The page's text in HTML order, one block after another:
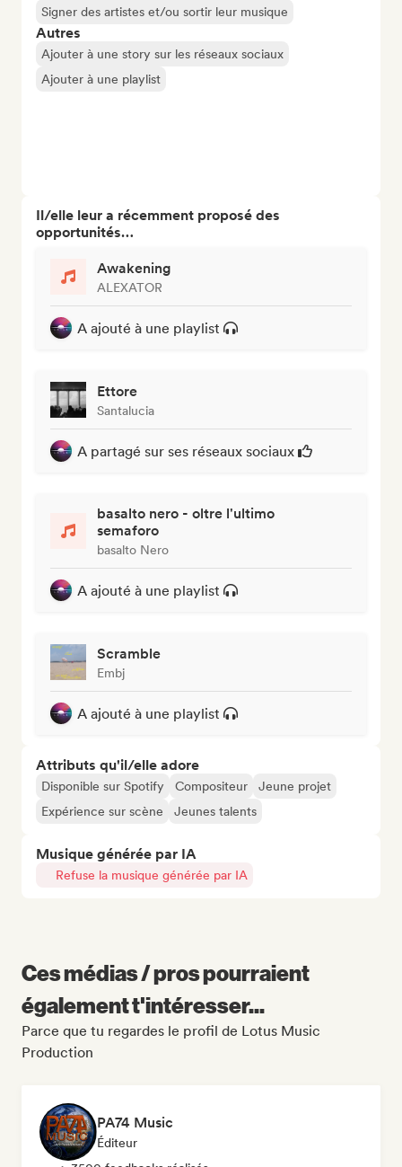
Signer des artistes et/ou sortir leur musique
Autres
Ajouter à une story sur les réseaux sociaux
Ajouter à une playlist
Il/elle leur a récemment proposé des
opportunités…
Awakening
ALEXATOR
A ajouté à une playlist
Ettore
Santalucia
A partagé sur ses réseaux sociaux
basalto nero - oltre l'ultimo
semaforo
basalto Nero
A ajouté à une playlist
Scramble
Embj
A ajouté à une playlist
Attributs qu'il/elle adore
Disponible sur Spotify Compositeur
Jeune projet
Expérience sur scène
Jeunes talents
Musique générée par IA
Refuse la musique générée par IA
Ces médias / pros pourraient
également t'intéresser...
Parce que tu regardes le profil de Lotus Music
Production
PA74 Music
Éditeur